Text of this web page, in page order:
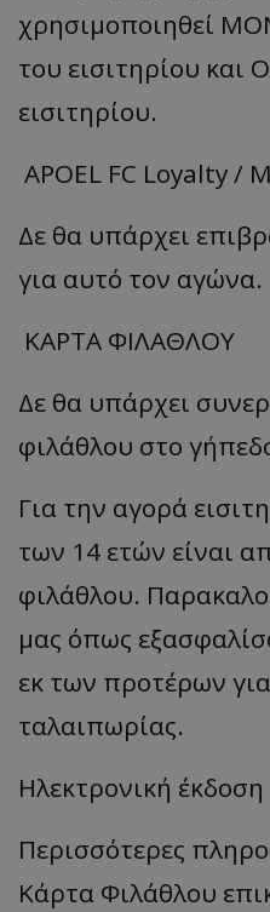
χρησιμοποιηθεί
του εισιτηρίου και
εισιτηρίου.
APOEL FC Loyalty /
Δε θα υπάρχει
για αυτό τον αγώνα.
ΚΑΡΤΑ ΦΙΛΑΘΛΟΥ
Δε θα υπάρχει
φιλάθλου στο
Για την αγορά
των 14 ετών είναι
φιλάθλου.
μας όπως
εκ των προτέρων
ταλαιπωρίας.
Ηλεκτρονική
Περισσότερες
Κάρτα Φιλάθλου